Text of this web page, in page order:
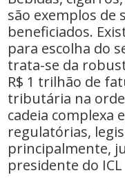
são exemplos de
beneficiados.
para escolha do
trata-se da
R$ 1 trilhão de
tributária na
cadeia complexa
regulatórias,
principalmente,
presidente do ICL